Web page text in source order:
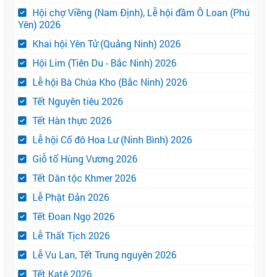
Hội chợ Viềng (Nam Định), Lễ hội đầm Ô Loan (Phú
Yên) 2026
Khai hội Yên Tử (Quảng Ninh) 2026
Hội Lim (Tiên Du - Bắc Ninh) 2026
Lễ hội Bà Chúa Kho (Bắc Ninh) 2026
Tết Nguyên tiêu 2026
Tết Hàn thực 2026
Lễ hội Cố đô Hoa Lư (Ninh Bình) 2026
Giỗ tổ Hùng Vương 2026
Tết Dân tộc Khmer 2026
Lễ Phật Đản 2026
Tết Đoan Ngọ 2026
Lễ Thất Tịch 2026
Lễ Vu Lan, Tết Trung nguyên 2026
Tết Katê 2026